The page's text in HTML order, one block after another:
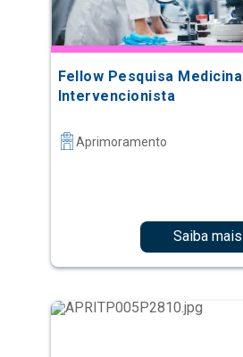
Fellow Pesquisa Medicina
Intervencionista
Aprimoramento
Saiba mais